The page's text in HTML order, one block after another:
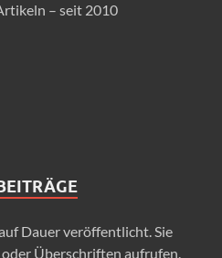
– seit 2010
Dauer veröffentlicht. Sie
Überschriften aufrufen.